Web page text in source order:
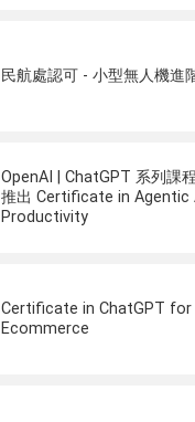
民航處認可 - 小型無人機進
OpenAI | ChatGPT 系列課
推出 Certificate in Agentic
Productivity
Certificate in ChatGPT for
Ecommerce